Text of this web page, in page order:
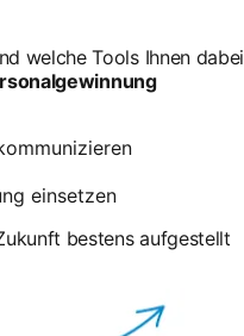
welche Tools Ihnen dabei
einsetzen
bestens aufgestellt